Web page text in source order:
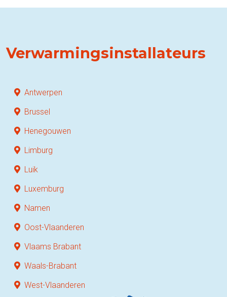
Verwarmingsinstallateurs
Antwerpen
Brussel
Henegouwen
Limburg
Luik
Luxemburg
Namen
Oost-Vlaanderen
Vlaams Brabant
Waals-Brabant
West-Vlaanderen